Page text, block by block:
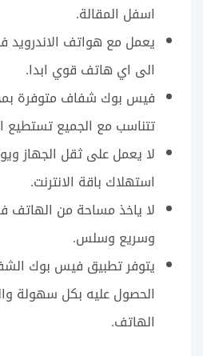
اسفل المقالة.
يعمل مع هواتف الاندرويد
الى اي هاتف قوي ابدا.
فيس بوك شفاف متوفرة
تتناسب مع الجميع تستطيع
لا يعمل على ثقل الجهاز
استهلاك باقة الانترنت.
لا ياخذ مساحة من
وسريع وسلس.
يتوفر تطبيق فيس بوك
الحصول عليه بكل سهولة
الهاتف.